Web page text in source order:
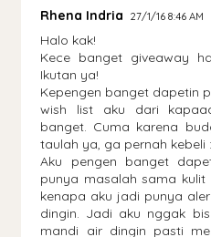
Rhena Indria 27/1/16 8:46 AM
Halo kak!
Kece banget giveaway
Ikutan ya!
Kepengen banget dapetin
wish list aku dari
banget. Cuma karena
taulah ya, ga pernah kebeli
Aku pengen banget
punya masalah sama
kenapa aku jadi punya
dingin. Jadi aku nggak
mandi air dingin pasti